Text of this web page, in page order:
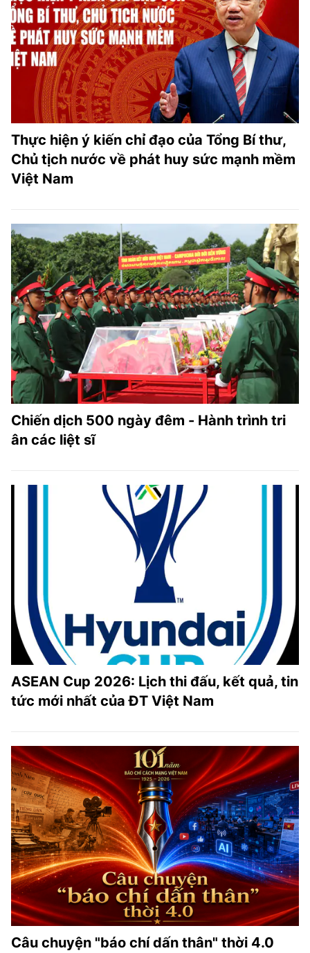
Thực hiện ý kiến chỉ đạo của Tổng Bí thư,
Chủ tịch nước về phát huy sức mạnh mềm
Việt Nam
Chiến dịch 500 ngày đêm - Hành trình tri
ân các liệt sĩ
ASEAN Cup 2026: Lịch thi đấu, kết quả, tin
tức mới nhất của ĐT Việt Nam
Câu chuyện "báo chí dấn thân" thời 4.0